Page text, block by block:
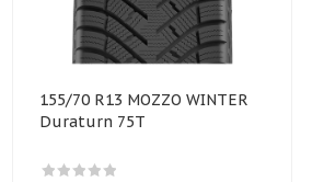
155/70 R13 MOZZO WINTER
Duraturn 75T